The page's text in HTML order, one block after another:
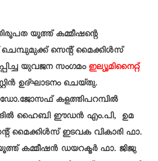
യൂത്ത് കമ്മീഷന്റെ
ചെമ്പുമുക്ക് സെന്റ് മൈക്കിൾസ്
യുവജന സംഗമം ഇല്യൂമിനൈറ്റ്
ഉദ്ഘാടനം ചെയ്തു.
കളത്തിപറമ്പിൽ
ഹൈബി ഈഡൻ എം.പി, ഉമ
ഇടവക വികാരി ഫാ.
കമ്മീഷൻ ഡയറക്ടർ ഫാ. ജിജു